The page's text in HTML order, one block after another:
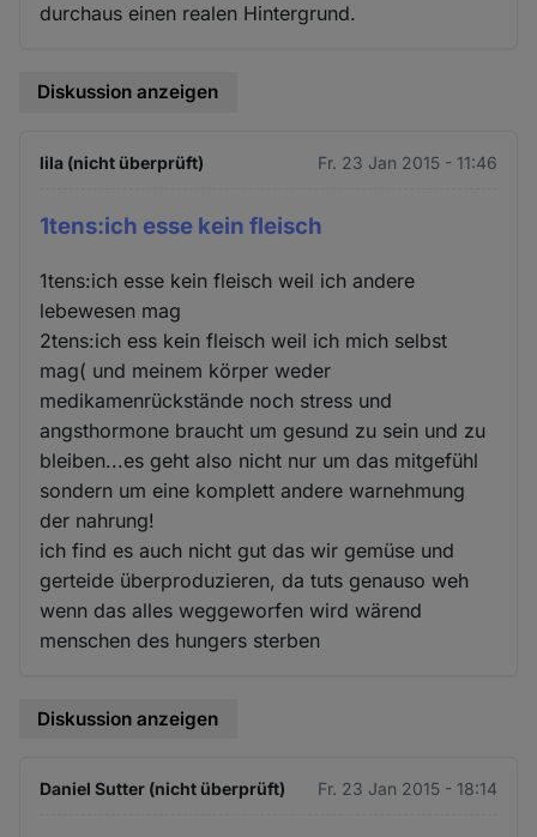
durchaus einen realen Hintergrund.
Diskussion anzeigen
lila (nicht überprüft) Fr. 23 Jan 2015 - 11:46
1tens:ich esse kein fleisch
1tens:ich esse kein fleisch weil ich andere
lebewesen mag
2tens:ich ess kein fleisch weil ich mich selbst
mag( und meinem körper weder
medikamenrückstände noch stress und
angsthormone braucht um gesund zu sein und zu
bleiben...es geht also nicht nur um das mitgefühl
sondern um eine komplett andere warnehmung
der nahrung!
ich find es auch nicht gut das wir gemüse und
gerteide überproduzieren, da tuts genauso weh
wenn das alles weggeworfen wird wärend
menschen des hungers sterben
Diskussion anzeigen
Daniel Sutter (nicht überprüft) Fr. 23 Jan 2015 - 18:14